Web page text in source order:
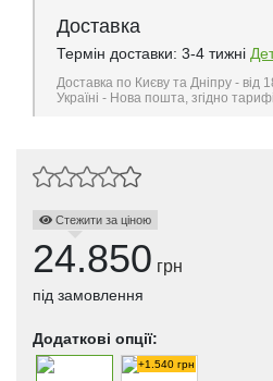
Доставка
Термін доставки: 3-4 тижні
Доставка по Києву та Дніпру - від
Україні - Нова пошта, згідно
Стежити за ціною
24.850 грн
під замовлення
Додаткові опції:
+1.540 грн